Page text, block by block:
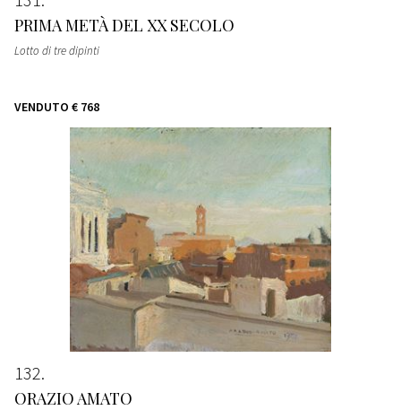
PRIMA METÀ DEL XX SECOLO
Lotto di tre dipinti
VENDUTO € 768
132
ORAZIO AMATO